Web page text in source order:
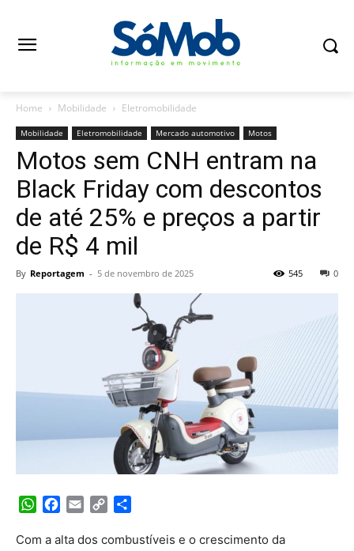
Home Mobilidade Eletromobilidade
Mobilidade Eletromobilidade Mercado automotivo Motos
Motos sem CNH entram na
Black Friday com descontos
de até 25% e preços a partir
de R$ 4 mil
By Reportagem - 5 de novembro de 2025 0
545
WhatsApp
Facebook
Email Copy
Com a alta dos combustíveis e o crescimento da